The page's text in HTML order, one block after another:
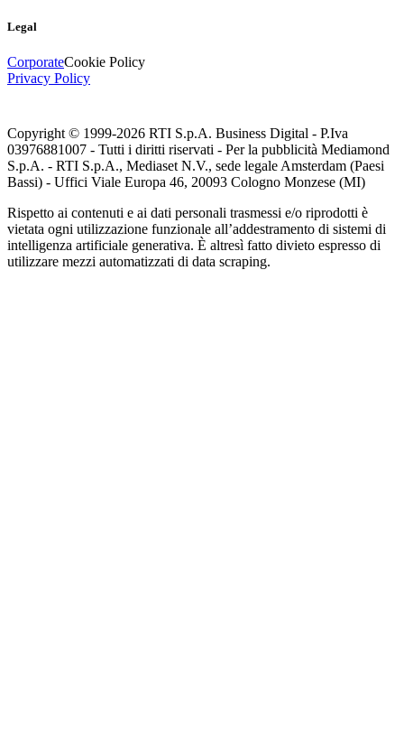
Legal
CorporateCookie Policy
Privacy Policy
Copyright © 1999-2026 RTI S.p.A. Business Digital - P.Iva
03976881007 - Tutti i diritti riservati - Per la pubblicità Mediamond
S.p.A. - RTI S.p.A., Mediaset N.V., sede legale Amsterdam (Paesi
Bassi) - Uffici Viale Europa 46, 20093 Cologno Monzese (MI)
Rispetto ai contenuti e ai dati personali trasmessi e/o riprodotti è
vietata ogni utilizzazione funzionale all’addestramento di sistemi di
intelligenza artificiale generativa. È altresì fatto divieto espresso di
utilizzare mezzi automatizzati di data scraping.